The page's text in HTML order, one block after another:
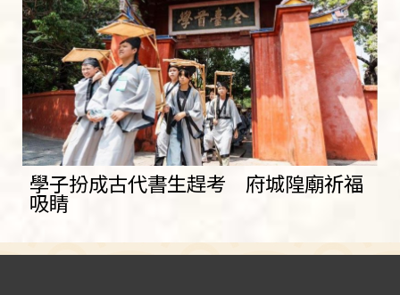
學子扮成古代書生趕考 府城隍廟祈福
吸睛